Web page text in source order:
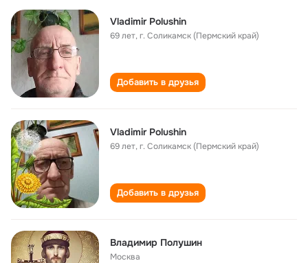
Vladimir Polushin
69 лет,г. Соликамск (Пермский край)
Добавить в друзья
Vladimir Polushin
69 лет,г. Соликамск (Пермский край)
Добавить в друзья
Владимир Полушин
Москва